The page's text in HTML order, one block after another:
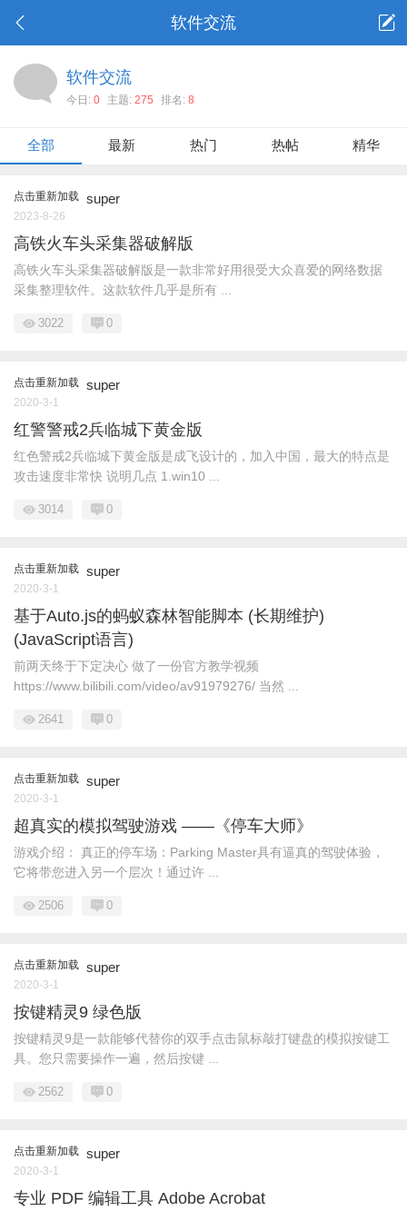
软件交流
软件交流
今日: 0 主题: 275 排名: 8
全部 最新 热门 热帖 精华
点击重新加载 super
2023-8-26
高铁火车头采集器破解版
高铁火车头采集器破解版是一款非常好用很受大众喜爱的网络数据
采集整理软件。这款软件几乎是所有 ...
3022 0
点击重新加载 super
2020-3-1
红警警戒2兵临城下黄金版
红色警戒2兵临城下黄金版是成飞设计的，加入中国，最大的特点是
攻击速度非常快 说明几点 1.win10 ...
3014 0
点击重新加载 super
2020-3-1
基于Auto.js的蚂蚁森林智能脚本 (长期维护)
(JavaScript语言)
前两天终于下定决心 做了一份官方教学视频
https://www.bilibili.com/video/av91979276/ 当然 ...
2641 0
点击重新加载 super
2020-3-1
超真实的模拟驾驶游戏 ——《停车大师》
游戏介绍： 真正的停车场：Parking Master具有逼真的驾驶体验，
它将带您进入另一个层次！通过许 ...
2506 0
点击重新加载 super
2020-3-1
按键精灵9 绿色版
按键精灵9是一款能够代替你的双手点击鼠标敲打键盘的模拟按键工
具。您只需要操作一遍，然后按键 ...
2562 0
点击重新加载 super
2020-3-1
专业 PDF 编辑工具 Adobe Acrobat